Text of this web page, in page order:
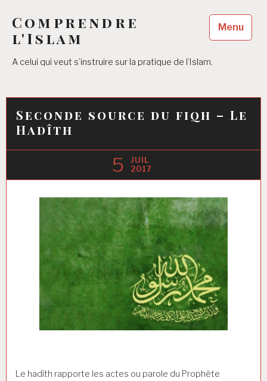
contenu
principal
Comprendre
l'Islam
A celui qui veut s’instruire sur la pratique de l’Islam.
Menu
Seconde source du fiqh – Le
Hadîth
5
JUIL
2017
Le hadîth rapporte les actes ou parole du Prophète